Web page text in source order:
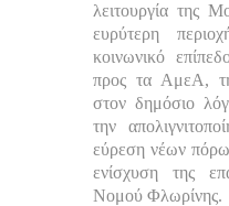
λειτουργία της
ευρύτερη
κοινωνικό
προς τα ΑμεΑ,
στον δημόσιο
την
εύρεση νέων
ενίσχυση της
Νομού Φλωρίνης.